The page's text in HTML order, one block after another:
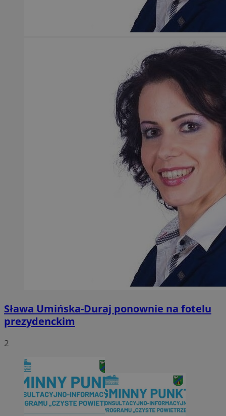
Sława Umińska-Duraj ponownie na fotelu
prezydenckim
2